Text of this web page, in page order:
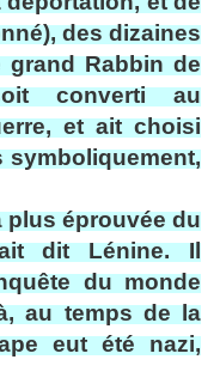
des dizaines
Rabbin de
converti au
et ait choisi
symboliquement,
plus éprouvée du
dit Lénine. Il
du monde
au temps de la
eut été nazi,